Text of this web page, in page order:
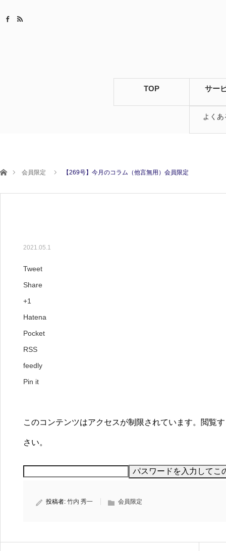
TOP サー
よく
ホーム会員限定 【269号】今月のコラム（他言無用）会員限定
2021.05.1
Tweet
Share
+1
Hatena
Pocket
RSS
feedly
Pin it
このコンテンツはアクセスが制限されています。閲覧
さい。
投稿者: 竹内 秀一 会員限定